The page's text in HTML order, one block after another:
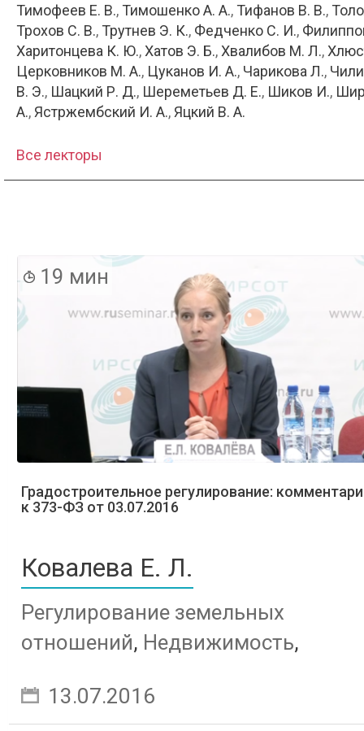
Тимофеев Е. В. Тимошенко А. А. Тифанов В. В.
Трохов С. В. Трутнев Э. К. Федченко С. И.
Харитонцева К. Ю. Хатов Э. Б. Хвалибов М. Л.
Церковников М. А. Цуканов И. А. Чарикова Л.
В. Э. Шацкий Р. Д. Шереметьев Д. Е. Шиков И.
А. Ястржембский И. А. Яцкий В. А.
Все лекторы
19 мин
Градостроительное регулирование:
к 373-ФЗ от 03.07.2016
Ковалева Е. Л.
Регулирование земельных
отношений, Недвижимость,
13.07.2016